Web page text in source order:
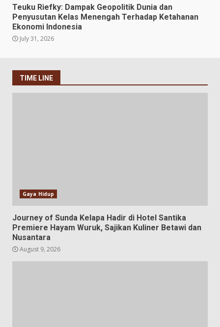
Teuku Riefky: Dampak Geopolitik Dunia dan
Penyusutan Kelas Menengah Terhadap Ketahanan
Ekonomi Indonesia
July 31, 2026
TIME LINE
Gaya Hidup
Journey of Sunda Kelapa Hadir di Hotel Santika
Premiere Hayam Wuruk, Sajikan Kuliner Betawi dan
Nusantara
August 9, 2026